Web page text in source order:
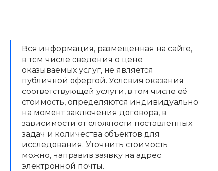
Вся информация, размещенная на сайте,
в том числе сведения о цене
оказываемых услуг, не является
публичной офертой. Условия оказания
соответствующей услуги, в том числе её
стоимость, определяются индивидуально
на момент заключения договора, в
зависимости от сложности поставленных
задач и количества объектов для
исследования. Уточнить стоимость
можно, направив заявку на адрес
электронной почты.